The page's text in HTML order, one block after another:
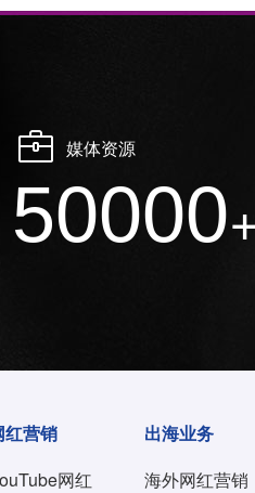
媒体资源
50000
红营销
网红
出海业务
海外网红营销